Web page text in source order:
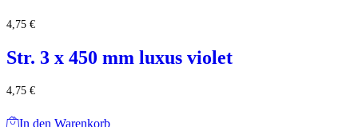
4,75 €
Str. 3 x 450 mm luxus violet
4,75 €
In den Warenkorb